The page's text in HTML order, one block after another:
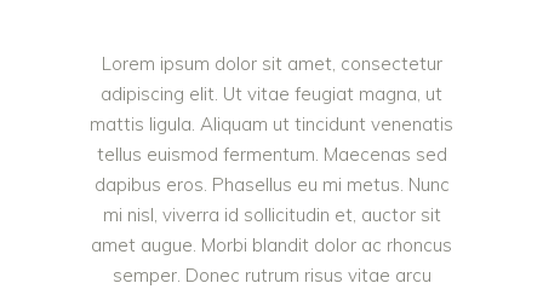
Lorem ipsum dolor sit amet, consectetur
adipiscing elit. Ut vitae feugiat magna, ut
mattis ligula. Aliquam ut tincidunt venenatis
tellus euismod fermentum. Maecenas sed
dapibus eros. Phasellus eu mi metus. Nunc
mi nisl, viverra id sollicitudin et, auctor sit
amet augue. Morbi blandit dolor ac rhoncus
semper. Donec rutrum risus vitae arcu